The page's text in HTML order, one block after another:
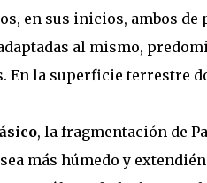
en sus inicios, ambos de
al mismo,
En la superficie terrestre
, la fragmentación de
sea más húmedo y